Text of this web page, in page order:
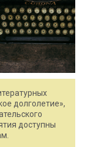
долголетие»,
доступны